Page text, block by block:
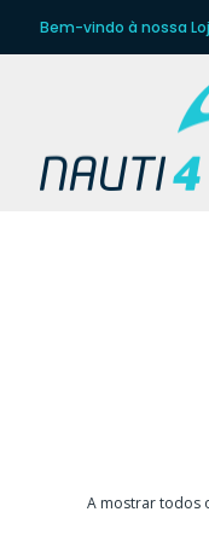
Bem-vindo à nossa
A mostrar todos